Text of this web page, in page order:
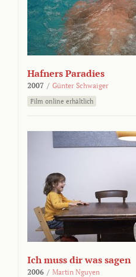
Hafners Paradies
2007 / Günter Schwaiger
Film online erhältlich
Ich muss dir was sagen
2006 / Martin Nguyen